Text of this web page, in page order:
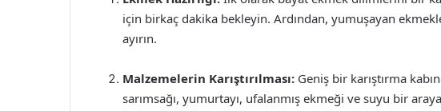
için birkaç dakika bekleyin. Ardından, yumuşayan
ayırın.
Malzemelerin Karıştırılması: Geniş bir karıştırma
sarımsağı, yumurtayı, ufalanmış ekmeği ve suyu bir